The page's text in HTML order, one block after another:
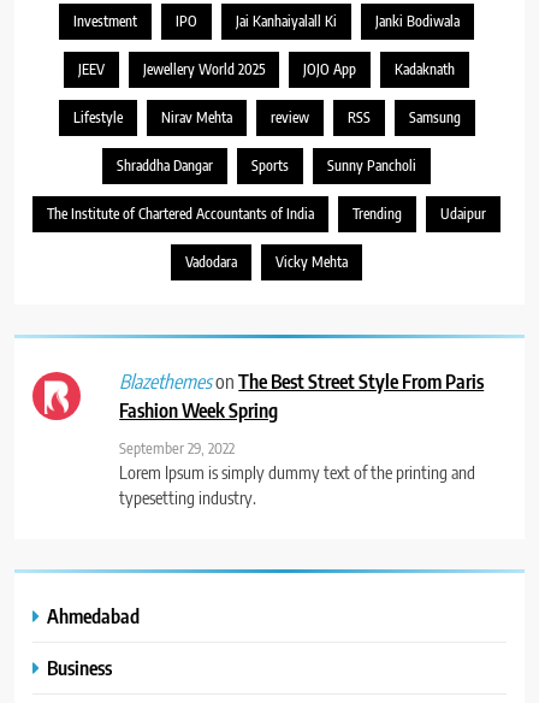
Investment IPO Jai Kanhaiyalall Ki Janki Bodiwala
JEEV Jewellery World 2025 JOJO App Kadaknath
Lifestyle Nirav Mehta review RSS Samsung
Shraddha Dangar Sports Sunny Pancholi
The Institute of Chartered Accountants of India Trending Udaipur
Vadodara Vicky Mehta
BlazethemesonThe Best Street Style From Paris
Fashion Week Spring
September 29, 2022
Lorem Ipsum is simply dummy text of the printing and
typesetting industry.
Ahmedabad
Business